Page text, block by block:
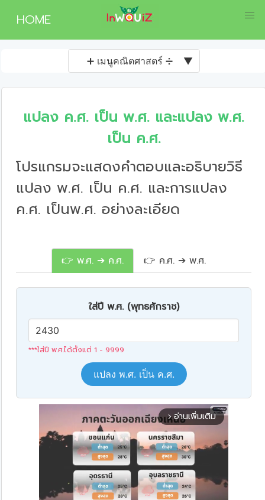
HOME
➕ เมนูคณิตศาสตร์ ➗ ▼
แปลง ค.ศ. เป็น พ.ศ. และแปลง พ.ศ.
เป็น ค.ศ.
โปรแกรมจะแสดงคำตอบและอธิบายวิธี
แปลง พ.ศ. เป็น ค.ศ. และการแปลง
ค.ศ. เป็นพ.ศ. อย่างละเอียด
👉 พ.ศ. ➔ ค.ศ. 👉 ค.ศ. ➔ พ.ศ.
ใส่ปี พ.ศ. (พุทธศักราช)
***ใส่ปี พ.ศ.ได้ตั้งแต่ 1 - 9999
แปลง พ.ศ. เป็น ค.ศ.
arrow_forward_ios อ่านเพิ่มเติม